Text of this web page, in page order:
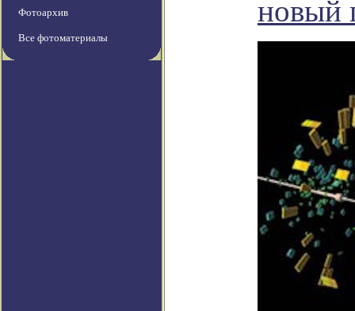
Фотоархив
Все фотоматериалы
новый